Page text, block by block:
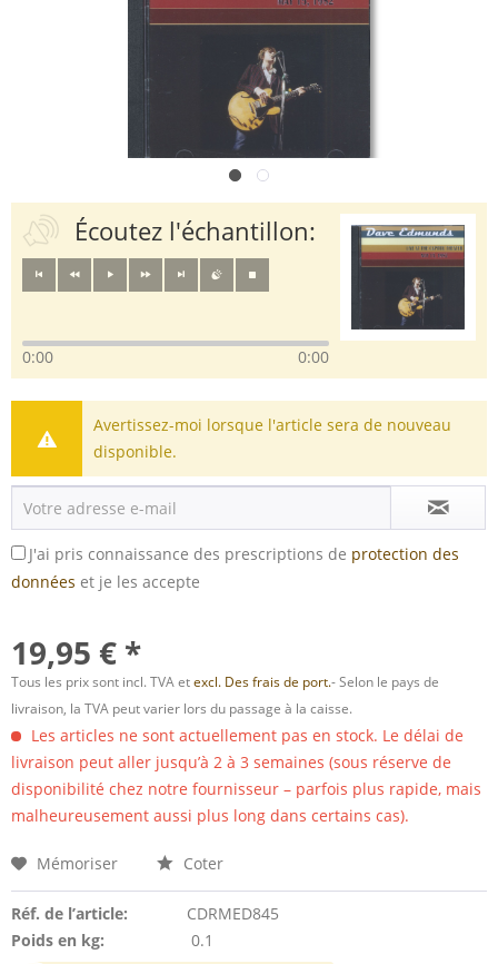
Écoutez l'échantillon:
0:00 0:00
Avertissez-moi lorsque l'article sera de nouveau
disponible.
J'ai pris connaissance des prescriptions de protection des
données et je les accepte
19,95 € *
Tous les prix sont incl. TVA etexcl. Des frais de port.- Selon le pays de
livraison, la TVA peut varier lors du passage à la caisse.
Les articles ne sont actuellement pas en stock. Le délai de
livraison peut aller jusqu’à 2 à 3 semaines (sous réserve de
disponibilité chez notre fournisseur – parfois plus rapide, mais
malheureusement aussi plus long dans certains cas).
Mémoriser Coter
Réf. de l’article:
CDRMED845
Poids en kg:
0.1